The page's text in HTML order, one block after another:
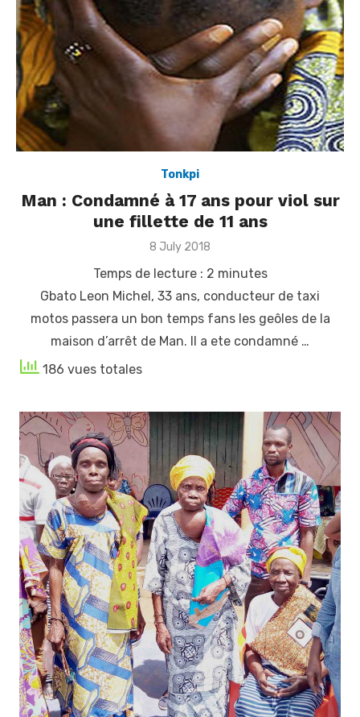
Tonkpi
Man : Condamné à 17 ans pour viol sur
une fillette de 11 ans
Posted
8 July 2018
Temps de lecture : 2 minutes
Gbato Leon Michel, 33 ans, conducteur de taxi
motos passera un bon temps fans les geôles de la
maison d’arrêt de Man. Il a ete condamné …
186 vues totales